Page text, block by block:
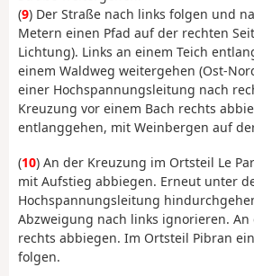
(9) Der Straße nach links folgen und
Metern einen Pfad auf der rechten
Lichtung). Links an einem Teich
einem Waldweg weitergehen (Ost-
einer Hochspannungsleitung nach
Kreuzung vor einem Bach rechts
entlanggehen, mit Weinbergen auf
(10) An der Kreuzung im Ortsteil Le
mit Aufstieg abbiegen. Erneut unter
Hochspannungsleitung
Abzweigung nach links ignorieren. An
rechts abbiegen. Im Ortsteil Pibran
folgen.